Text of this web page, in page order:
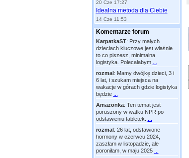
20 Cze 17:27
Idealna metoda dla Ciebie
14 Cze 11:53
Komentarze forum
KarpatkaST: Przy małych
dzieciach kluczowe jest właśnie
to co piszesz, minimalna
logistyka. Polecałabym
rozmal: Mamy dwójkę dzieci, 3 i
6 lat, i szukam miejsca na
wakacje w górach gdzie logistyka
będzie
Amazonka: Ten temat jest
poruszony w wątku NPR po
odstawieniu tabletek.
rozmal: 26 lat, odstawione
hormony w czerwcu 2024,
zaszłam w listopadzie, ale
poroniłam, w maju 2025